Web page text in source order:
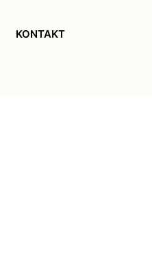
KONTAKT